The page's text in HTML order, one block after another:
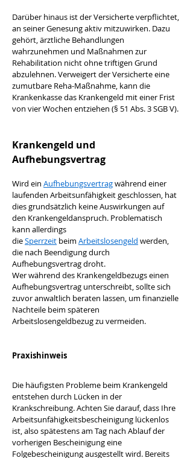
Darüber hinaus ist der Versicherte verpflichtet,
an seiner Genesung aktiv mitzuwirken. Dazu
gehört, ärztliche Behandlungen
wahrzunehmen und Maßnahmen zur
Rehabilitation nicht ohne triftigen Grund
abzulehnen. Verweigert der Versicherte eine
zumutbare Reha-Maßnahme, kann die
Krankenkasse das Krankengeld mit einer Frist
von vier Wochen entziehen (§ 51 Abs. 3 SGB V).
Krankengeld und
Aufhebungsvertrag
Wird ein Aufhebungsvertrag während einer
laufenden Arbeitsunfähigkeit geschlossen, hat
dies grundsätzlich keine Auswirkungen auf
den Krankengeldanspruch. Problematisch
kann allerdings
die Sperrzeit beim Arbeitslosengeld werden,
die nach Beendigung durch
Aufhebungsvertrag droht.
Wer während des Krankengeldbezugs einen
Aufhebungsvertrag unterschreibt, sollte sich
zuvor anwaltlich beraten lassen, um finanzielle
Nachteile beim späteren
Arbeitslosengeldbezug zu vermeiden.
Praxishinweis
Die häufigsten Probleme beim Krankengeld
entstehen durch Lücken in der
Krankschreibung. Achten Sie darauf, dass Ihre
Arbeitsunfähigkeitsbescheinigung lückenlos
ist, also spätestens am Tag nach Ablauf der
vorherigen Bescheinigung eine
Folgebescheinigung ausgestellt wird. Bereits